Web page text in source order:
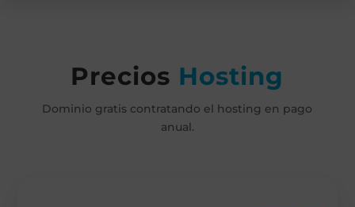
Precios Hosting
Dominio gratis contratando el hosting en pago
anual.